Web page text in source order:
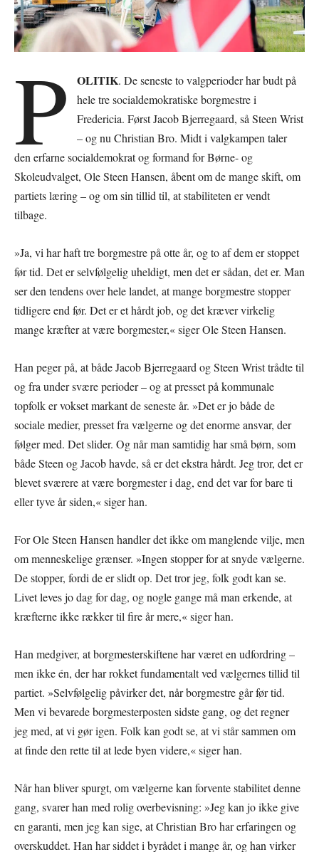
P OLITIK. De seneste to valgperioder har budt på
hele tre socialdemokratiske borgmestre i
Fredericia. Først Jacob Bjerregaard, så Steen Wrist
– og nu Christian Bro. Midt i valgkampen taler
den erfarne socialdemokrat og formand for Børne- og
Skoleudvalget, Ole Steen Hansen, åbent om de mange skift, om
partiets læring – og om sin tillid til, at stabiliteten er vendt
tilbage.
»Ja, vi har haft tre borgmestre på otte år, og to af dem er stoppet
før tid. Det er selvfølgelig uheldigt, men det er sådan, det er. Man
ser den tendens over hele landet, at mange borgmestre stopper
tidligere end før. Det er et hårdt job, og det kræver virkelig
mange kræfter at være borgmester,« siger Ole Steen Hansen.
Han peger på, at både Jacob Bjerregaard og Steen Wrist trådte til
og fra under svære perioder – og at presset på kommunale
topfolk er vokset markant de seneste år. »Det er jo både de
sociale medier, presset fra vælgerne og det enorme ansvar, der
følger med. Det slider. Og når man samtidig har små børn, som
både Steen og Jacob havde, så er det ekstra hårdt. Jeg tror, det er
blevet sværere at være borgmester i dag, end det var for bare ti
eller tyve år siden,« siger han.
For Ole Steen Hansen handler det ikke om manglende vilje, men
om menneskelige grænser. »Ingen stopper for at snyde vælgerne.
De stopper, fordi de er slidt op. Det tror jeg, folk godt kan se.
Livet leves jo dag for dag, og nogle gange må man erkende, at
kræfterne ikke rækker til fire år mere,« siger han.
Han medgiver, at borgmesterskiftene har været en udfordring –
men ikke én, der har rokket fundamentalt ved vælgernes tillid til
partiet. »Selvfølgelig påvirker det, når borgmestre går før tid.
Men vi bevarede borgmesterposten sidste gang, og det regner
jeg med, at vi gør igen. Folk kan godt se, at vi står sammen om
at finde den rette til at lede byen videre,« siger han.
Når han bliver spurgt, om vælgerne kan forvente stabilitet denne
gang, svarer han med rolig overbevisning: »Jeg kan jo ikke give
en garanti, men jeg kan sige, at Christian Bro har erfaringen og
overskuddet. Han har siddet i byrådet i mange år, og han virker